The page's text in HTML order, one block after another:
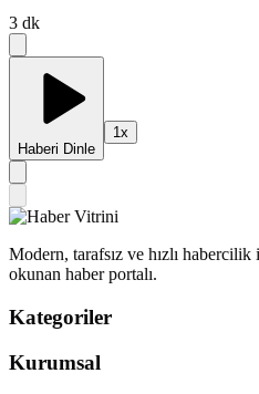
3 dk
Haberi Dinle
1x
Modern, tarafsız ve hızlı
okunan haber portalı.
Kategoriler
Kurumsal